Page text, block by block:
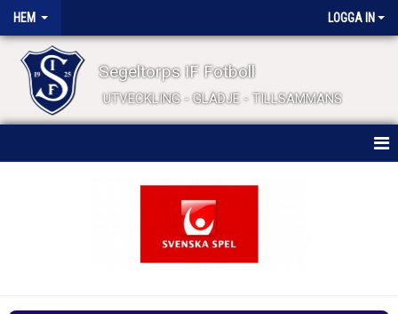
HEM LOGGA IN
Segeltorps IF Fotboll
UTVECKLING - GLÄDJE - TILLSAMMANS